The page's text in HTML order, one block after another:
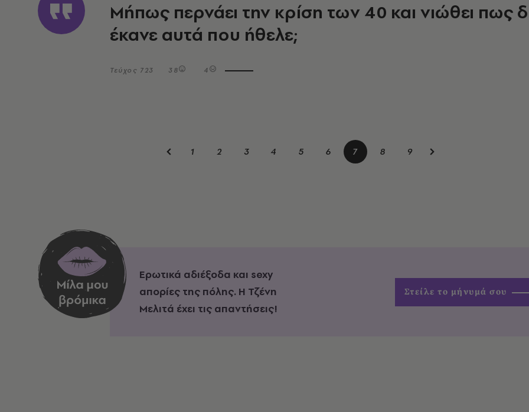
Μήπως περνάει την κρίση των 40 και νιώθει πως
έκανε αυτά που ήθελε;
Τεύχος 723 38 4
1 2 3 4 5 6 7 8 9
Ερωτικά αδιέξοδα και sexy
απορίες της πόλης. Η Τζένη
Μελιτά έχει τις απαντήσεις!
Στείλε το μήνυμά σου